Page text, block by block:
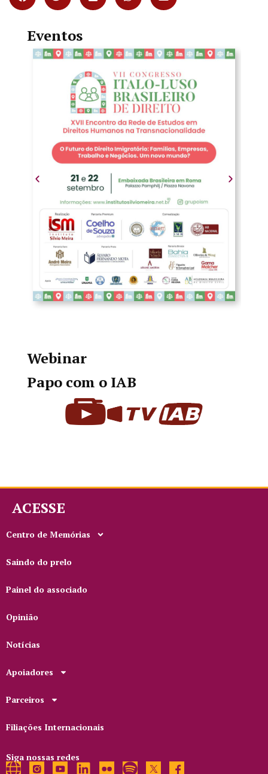
Eventos
Webinar
Papo com o IAB
ACESSE
Centro de Memórias
Saindo do prelo
Painel do associado
Opinião
Notícias
Apoiadores
Parceiros
Filiações Internacionais
Siga nossas redes